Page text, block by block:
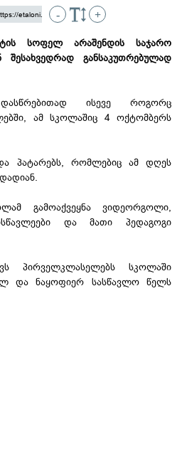
- +
სოფელ არაშენდის საჯარო
შესახვედრად განსაკუთრებულად
ისევე როგორც
ამ სკოლაშიც 4 ოქტომბერს
პატარებს, რომლებიც ამ დღეს
გამოაქვეყნა ვიდეორგოლი,
და მათი პედაგოგი
პირველკლასელებს სკოლაში
და ნაყოფიერ სასწავლო წელს